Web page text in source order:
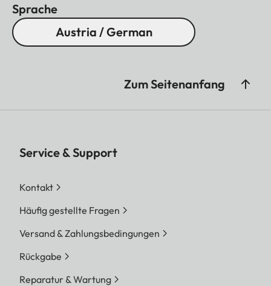
Sprache
Austria / German
Zum Seitenanfang
Service & Support
Kontakt
Häufig gestellte Fragen
Versand & Zahlungsbedingungen
Rückgabe
Reparatur & Wartung